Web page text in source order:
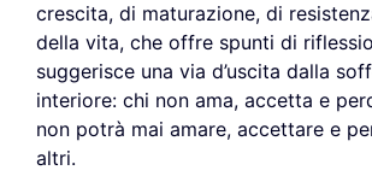
crescita, di maturazione, di
della vita, che offre spunti di
suggerisce una via d’uscita dalla
interiore: chi non ama, accetta e
non potrà mai amare, accettare e
altri.